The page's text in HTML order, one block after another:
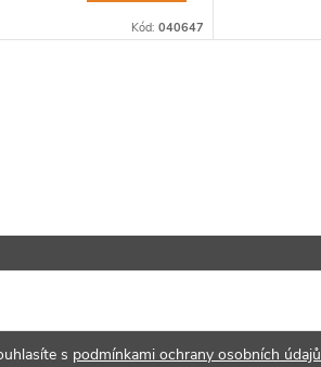
Kód: 040647
s podmínkami ochrany osobních údajů